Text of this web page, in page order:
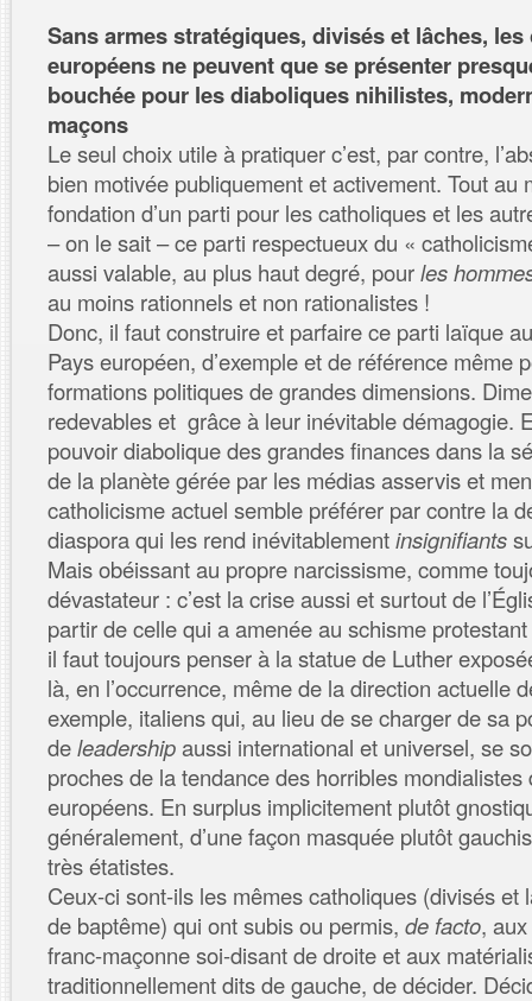
Sans armes stratégiques, divisés et lâches,
européens ne peuvent que se présenter
bouchée pour les diaboliques nihilistes,
maçons
Le seul choix utile à pratiquer c’est, par contre,
bien motivée publiquement et activement. Tout au
fondation d’un parti pour les catholiques et les
– on le sait – ce parti respectueux du «
aussi valable, au plus haut degré, pourles
au moins rationnels et non rationalistes !
Donc, il faut construire et parfaire ce parti laïque
Pays européen, d’exemple et de référence même
formations politiques de grandes dimensions.
redevables et grâce à leur inévitable démagogie.
pouvoir diabolique des grandes finances dans la
de la planète gérée par les médias asservis et
catholicisme actuel semble préférer par contre la
diaspora qui les rend inévitablementinsignifiants
Mais obéissant au propre narcissisme, comme
dévastateur : c’est la crise aussi et surtout de
partir de celle qui a amenée au schisme
il faut toujours penser à la statue de Luther
là, en l’occurrence, même de la direction actuelle
exemple, italiens qui, au lieu de se charger de sa
deleadershipaussi international et universel, se
proches de la tendance des horribles
européens. En surplus implicitement plutôt
généralement, d’une façon masquée plutôt
très étatistes.
Ceux-ci sont-ils les mêmes catholiques (divisés et
de baptême) qui ont subis ou permis, de facto,
franc-maçonne soi-disant de droite et aux
traditionnellement dits de gauche, de décider.